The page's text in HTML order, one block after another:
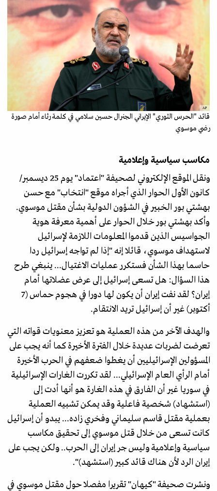
AP
قائد "الحرس الثوري" الإيراني الجنرال حسين سلامي في كلمة رثاء أمام صورة
رضي موسوي
مكاسب سياسية وإعلامية
ونقل الموقع الإلكتروني لصحیفة "اعتماد" يوم 25 ديسمبر/
كانون الأول الحوار الذي أجراه موقع "انتخاب" مع حسن
بهشتي بور الخبير في الشؤون الدولية بشأن مقتل موسوي.
وأكد بهشتي بور خلال الحوار على أهمية معرفة هوية
الجواسيس الذين قدموا المعلومات اللازمة لإسرائيل
لاستهداف موسوي، قائلا إنه "إذا لم تواجه إسرائيل ردا
حاسما بهذا الشأن فستكرر عمليات الاغتيال... ينبغي طرح
هذا السؤال: هل تسعى إسرائيل إلى عرض عضلاتها أمام
إيران؟ لقد نفت إيران أن يكون لها دورا في هجوم حماس (7
أكتوبر) غير أن إسرائيل تريد الانتقام.
والهدف الآخر من هذه العملية هو تعزيز معنويات قواته التي
تعرضت لضربات عديدة خلال الفترة الأخيرة كما أنه يجب على
المسؤولين الإسرائيليين أن يغطوا ضعفهم في الحرب الأخيرة
أمام الرأي العام الإسرائيلي... لقد تكررت الغارات الإسرائيلية
في سوريا غير أن الفارق في هذه الغارة هو أنها أدت إلى
(استشهاد) شخصية فاعلية وقد يمكن تشبيه العملية
بعملية مقتل قاسم سليماني وفخري زاده... يبدو أن إسرائيل
كانت تسعى من خلال قتل موسوي إلى تحقيق مكاسب
سياسية وإعلامية وليس جر إيران إلى الحرب.. ولكن يجب على
إيران الرد لأن هناك قائد كبير (استشهد)".
ونشرت صحيفة "كيهان" تقريرا مفصلا حول مقتل موسوي في